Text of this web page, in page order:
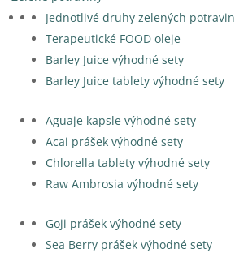
Jednotlivé druhy zelených potravin
Terapeutické FOOD oleje
Barley Juice výhodné sety
Barley Juice tablety výhodné sety
Aguaje kapsle výhodné sety
Acai prášek výhodné sety
Chlorella tablety výhodné sety
Raw Ambrosia výhodné sety
Goji prášek výhodné sety
Sea Berry prášek výhodné sety